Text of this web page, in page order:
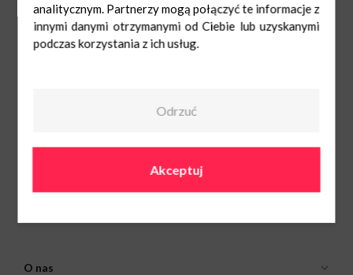
Giacomo Conti
Pn-Sob: 9:00-
O nas
analitycznym. Partnerzy mogą połączyć te informacje z
innymi danymi otrzymanymi od Ciebie lub uzyskanymi
podczas korzystania z ich usług.
Odrzuć
Akceptuj